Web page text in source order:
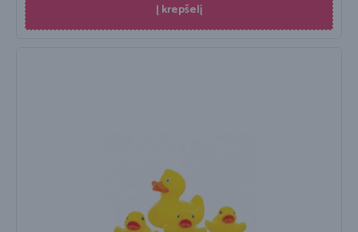
Į krepšelį